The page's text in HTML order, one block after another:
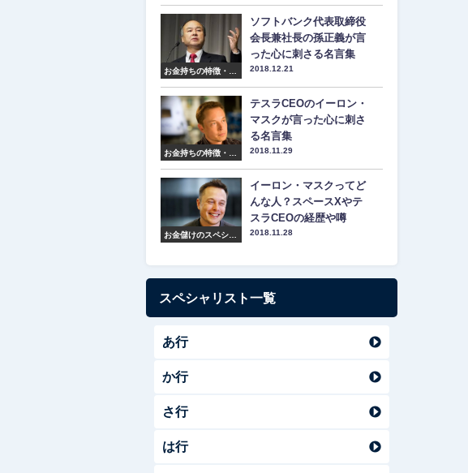
お金持ちの特徴・マ
ソフトバンク代表取締役
会長兼社長の孫正義が言
った心に刺さる名言集
2018.12.21
お金持ちの特徴・マ
テスラCEOのイーロン・
マスクが言った心に刺さ
る名言集
2018.11.29
お金儲けのスペシャ
イーロン・マスクってど
んな人？スペースXやテ
スラCEOの経歴や噂
2018.11.28
スペシャリスト一覧
あ行
か行
さ行
は行